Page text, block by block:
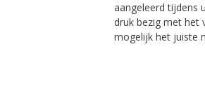
aangeleerd tijdens
druk bezig met het
mogelijk het juiste